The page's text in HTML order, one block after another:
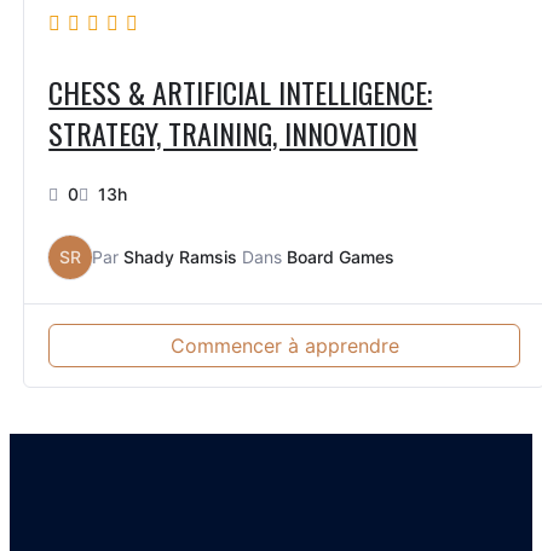
CHESS & ARTIFICIAL INTELLIGENCE:
STRATEGY, TRAINING, INNOVATION
0 13h
SR ParShady Ramsis Dans Board Games
Commencer à apprendre